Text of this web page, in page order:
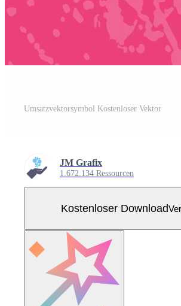
Umsatzvektorsymbol Kostenloser Vektor
JM Grafix
1.672.134 Ressourcen
Kostenloser Download